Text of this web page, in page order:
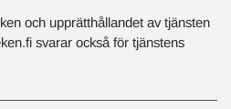
och upprätthållandet av tjänsten
svarar också för tjänstens